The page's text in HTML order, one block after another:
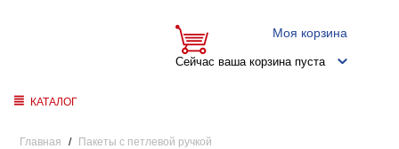
Моя корзина
Сейчас ваша корзина пуста
КАТАЛОГ
Главная /
Пакеты с петлевой ручкой